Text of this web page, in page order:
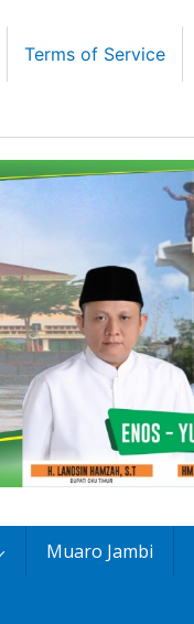
Terms of Service
Muaro Jambi